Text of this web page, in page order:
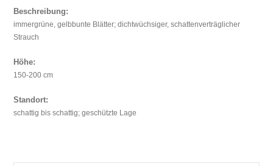
Beschreibung:
immergrüne, gelbbunte Blätter; dichtwüchsiger, schattenverträglicher
Strauch
Höhe:
150-200 cm
Standort:
schattig bis schattig; geschützte Lage